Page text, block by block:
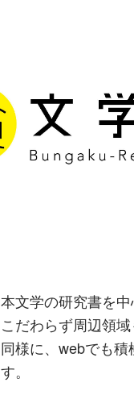
文学の研究書を
だわらず周辺領
様に、webでも
。